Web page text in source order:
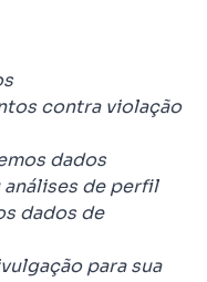
contra violação
dados
de perfil
dados de
para sua